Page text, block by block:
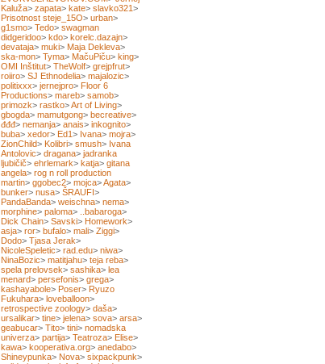
Kaluža> zapata> kate> slavko321>
Prisotnost steje_15O> urban>
g1smo> Tedo> swagman
didgeridoo> kdo> korelc.dazajn>
devataja> muki> Maja Dekleva>
ska-mon> Tyma> MačuPiču> king>
OMI Inštitut> TheWolf> grejpfrut>
roiiro> SJ Ethnodelia> majalozic>
politixxx> jernejpro> Floor 6
Productions> mareb> samob>
primozk> rastko>Art of Living>
gbogda> mamutgong> becreative>
đđđ> nemanja> anais> inkognito>
buba> xedor> Ed1> Ivana> mojra>
ZionChild> Kolibri> smush> Ivana
Antolovic> dragana> jadranka
ljubičič> ehrlemark> katja> gitana
angela> rog n roll production
martin> ggobec2> mojca>Agata>
bunker> nusa> ŠRAUFI>
PandaBanda> weischna> nema>
morphine> paloma> ..babaroga>
Dick Chain> Savski> Homework>
asja> ror> bufalo> mali> Ziggi>
Dodo> Tjasa Jerak>
NicoleSpeletic> rad.edu> niwa>
NinaBozic> matitjahu> teja reba>
spela prelovsek> sashika> lea
menard> persefonis> grega>
kashayabole> Poser> Ryuzo
Fukuhara> loveballoon>
retrospective zoology> daša>
ursalikar> tine> jelena> sova> arsa>
geabucar> Tito> tini> nomadska
univerza> partija> Teatroza> Elise>
kawa> kooperativa.org> anedabo>
Shineypunka> Nova> sixpackpunk>